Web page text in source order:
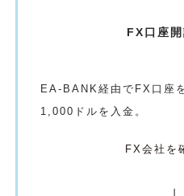
FX口座
EA-BANK経由でFX口座
1,000ドルを入金。
FX会社を